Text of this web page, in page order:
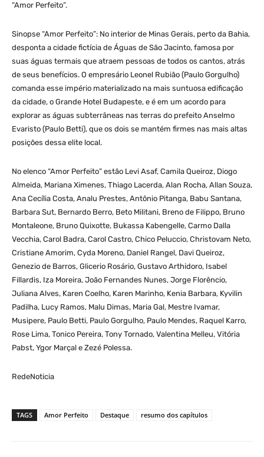
“Amor Perfeito”.
Sinopse “Amor Perfeito”: No interior de Minas Gerais, perto da Bahia,
desponta a cidade fictícia de Águas de São Jacinto, famosa por
suas águas termais que atraem pessoas de todos os cantos, atrás
de seus benefícios. O empresário Leonel Rubião (Paulo Gorgulho)
comanda esse império materializado na mais suntuosa edificação
da cidade, o Grande Hotel Budapeste, e é em um acordo para
explorar as águas subterrâneas nas terras do prefeito Anselmo
Evaristo (Paulo Betti), que os dois se mantém firmes nas mais altas
posições dessa elite local.
No elenco “Amor Perfeito” estão Levi Asaf, Camila Queiroz, Diogo
Almeida, Mariana Ximenes, Thiago Lacerda, Alan Rocha, Allan Souza,
Ana Cecília Costa, Analu Prestes, Antônio Pitanga, Babu Santana,
Barbara Sut, Bernardo Berro, Beto Militani, Breno de Filippo, Bruno
Montaleone, Bruno Quixotte, Bukassa Kabengelle, Carmo Dalla
Vecchia, Carol Badra, Carol Castro, Chico Peluccio, Christovam Neto,
Cristiane Amorim, Cyda Moreno, Daniel Rangel, Davi Queiroz,
Genezio de Barros, Glicerio Rosário, Gustavo Arthidoro, Isabel
Fillardis, Iza Moreira, João Fernandes Nunes, Jorge Florêncio,
Juliana Alves, Karen Coelho, Karen Marinho, Kenia Barbara, Kyvilin
Padilha, Lucy Ramos, Malu Dimas, Maria Gal, Mestre Ivamar,
Musipere, Paulo Betti, Paulo Gorgulho, Paulo Mendes, Raquel Karro,
Rose Lima, Tonico Pereira, Tony Tornado, Valentina Melleu, Vitória
Pabst, Ygor Marçal e Zezé Polessa.
RedeNoticia
TAGS Amor Perfeito Destaque resumo dos capítulos